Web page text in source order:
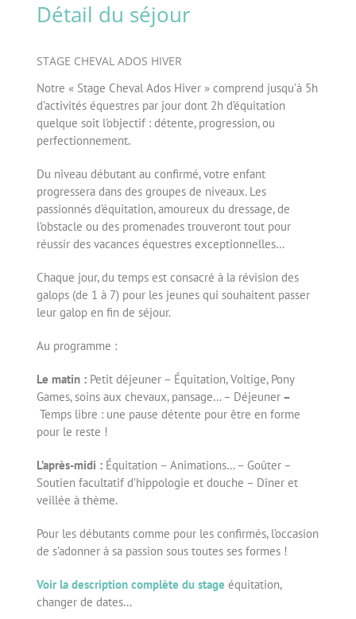
Détail du séjour
STAGE CHEVAL ADOS HIVER
Notre « Stage Cheval Ados Hiver » comprend jusqu’à 5h
d’activités équestres par jour dont 2h d’équitation
quelque soit l’objectif : détente, progression, ou
perfectionnement.
Du niveau débutant au confirmé, votre enfant
progressera dans des groupes de niveaux. Les
passionnés d’équitation, amoureux du dressage, de
l’obstacle ou des promenades trouveront tout pour
réussir des vacances équestres exceptionnelles…
Chaque jour, du temps est consacré à la révision des
galops (de 1 à 7) pour les jeunes qui souhaitent passer
leur galop en fin de séjour.
Au programme :
Le matin : Petit déjeuner – Équitation, Voltige, Pony
Games, soins aux chevaux, pansage… – Déjeuner–
Temps libre : une pause détente pour être en forme
pour le reste !
L’après-midi :Équitation – Animations… – Goûter –
Soutien facultatif d’hippologie et douche – Dîner et
veillée à thème.
Pour les débutants comme pour les confirmés, l’occasion
de s’adonner à sa passion sous toutes ses formes !
Voir la description complète du stage équitation,
changer de dates…